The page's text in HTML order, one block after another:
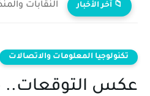
📁 آخر الأخبار النقابات
تكنولوجيا المعلومات والاتصالات
عكس التوقعات..